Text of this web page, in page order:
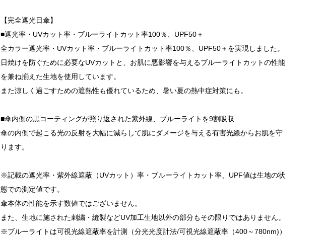
【完全遮光日傘】
■遮光率・UVカット率・ブルーライトカット率100％、UPF50＋
全カラー遮光率・UVカット率・ブルーライトカット率100％、UPF50＋を実現しました。
日焼けを防ぐために必要なUVカットと、お肌に悪影響を与えるブルーライトカットの性能
を兼ね揃えた生地を使用しています。
また涼しく過ごすための遮熱性も優れているため、暑い夏の熱中症対策にも。
■傘内側の黒コーティングが照り返された紫外線、ブルーライトを9割吸収
傘の内側で起こる光の反射を大幅に減らして肌にダメージを与える有害光線からお肌を守
ります。
※記載の遮光率・紫外線遮蔽（UVカット）率・ブルーライトカット率、UPF値は生地の状
態での測定値です。
傘本体の性能を示す数値ではございません。
また、生地に施された刺繍・縫製などUV加工生地以外の部分もその限りではありません。
※ブルーライトは可視光線遮蔽率を計測（分光光度計法/可視光線遮蔽率（400～780nm)）